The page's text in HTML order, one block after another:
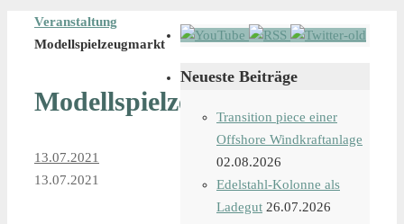
Start
Veranstaltung
Modellspielzeugmarkt
Modellspielzeugmarkt
13.07.2021
13.07.2021
Neueste Beiträge
Transition piece einer
Offshore Windkraftanlage
02.08.2026
Edelstahl-Kolonne als
Ladegut 26.07.2026